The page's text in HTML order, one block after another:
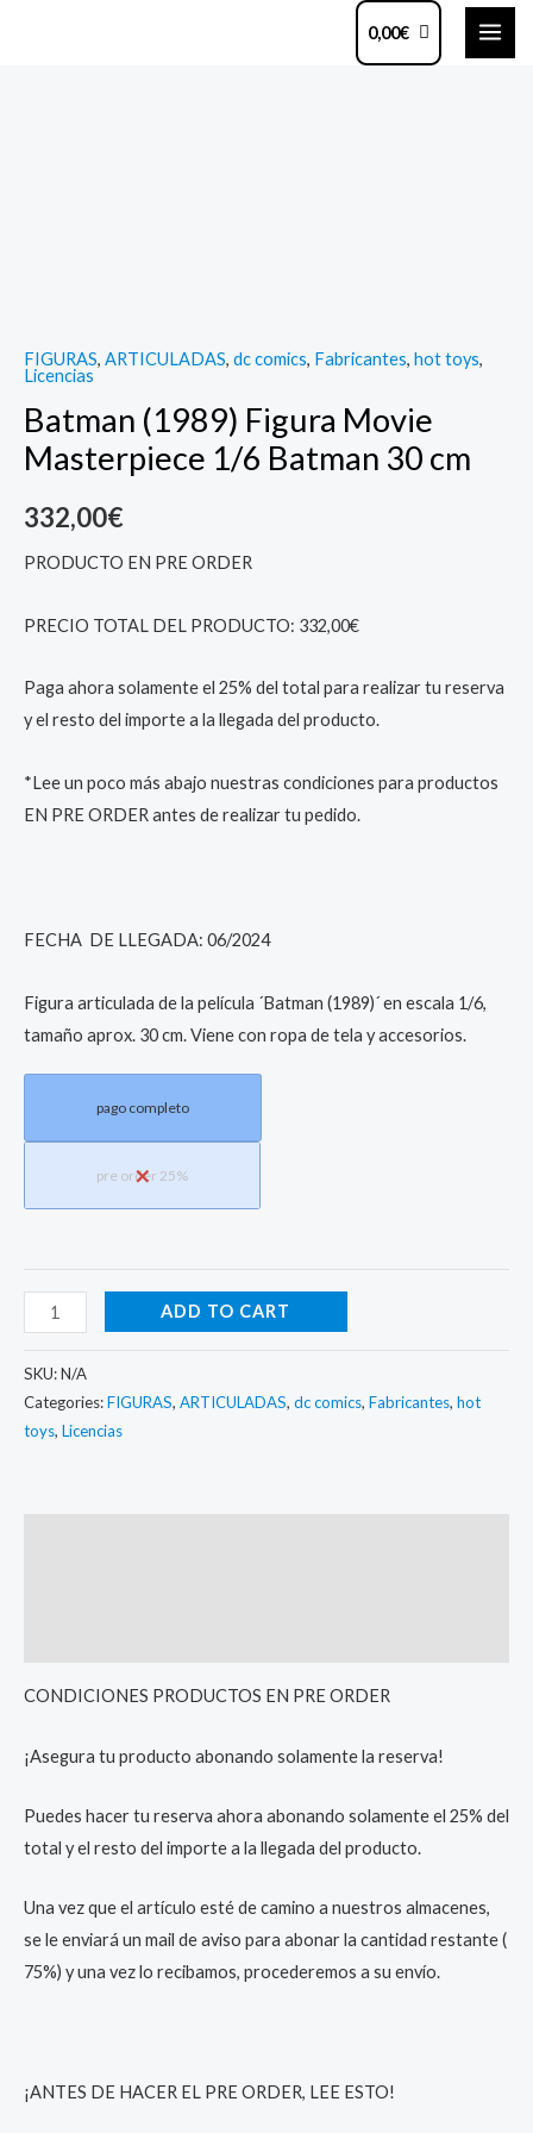
0,00€
FIGURAS, ARTICULADAS, dc comics, Fabricantes, hot toys,
Licencias
Batman (1989) Figura Movie
Masterpiece 1/6 Batman 30 cm
332,00€
PRODUCTO EN PRE ORDER
PRECIO TOTAL DEL PRODUCTO: 332,00€
Paga ahora solamente el 25% del total para realizar tu reserva
y el resto del importe a la llegada del producto.
*Lee un poco más abajo nuestras condiciones para productos
EN PRE ORDER antes de realizar tu pedido.
FECHA DE LLEGADA: 06/2024
Figura articulada de la película ´Batman (1989)´ en escala 1/6,
tamaño aprox. 30 cm. Viene con ropa de tela y accesorios.
pago completo
pre order 25%
cm
ADD TO CART
SKU:N/A
Categories:FIGURAS, ARTICULADAS, dc comics, Fabricantes, hot
toys, Licencias
CONDICIONES PRODUCTOS EN PRE ORDER
¡Asegura tu producto abonando solamente la reserva!
Puedes hacer tu reserva ahora abonando solamente el 25% del
total y el resto del importe a la llegada del producto.
Una vez que el artículo esté de camino a nuestros almacenes,
se le enviará un mail de aviso para abonar la cantidad restante (
75%) y una vez lo recibamos, procederemos a su envío.
¡ANTES DE HACER EL PRE ORDER, LEE ESTO!